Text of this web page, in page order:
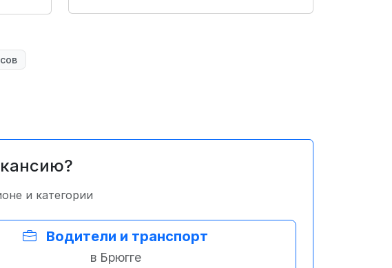
и категории
Водители и транспорт
в Брюгге